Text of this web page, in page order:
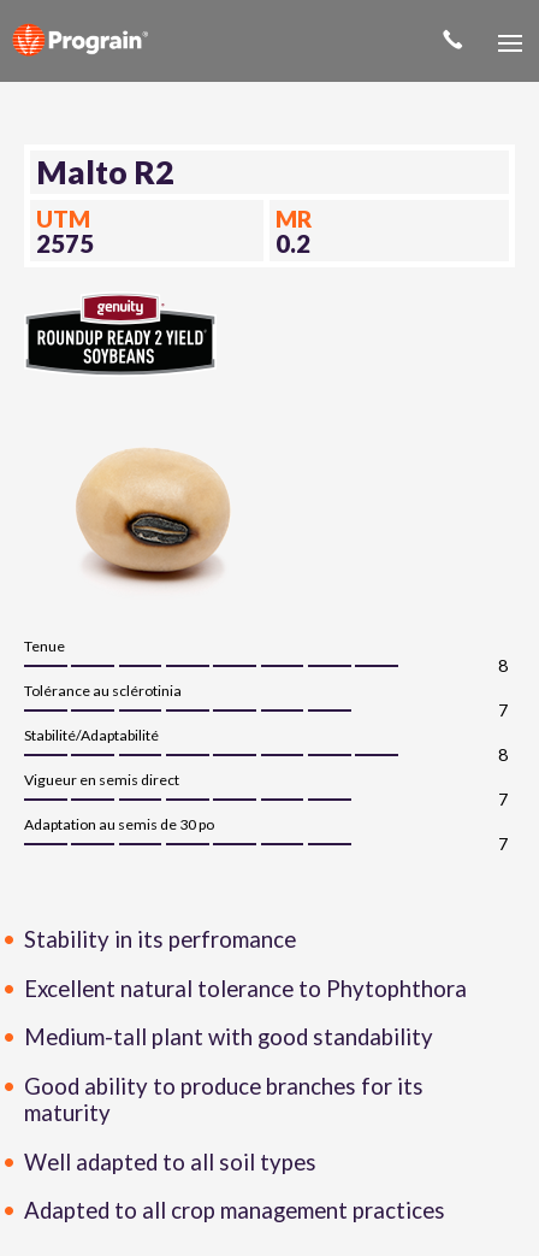
Malto R2
UTM
2575
MR
0.2
Tenue
8
Tolérance au sclérotinia
7
Stabilité/Adaptabilité
8
Vigueur en semis direct
7
Adaptation au semis de 30 po
7
Stability in its perfromance
Excellent natural tolerance to Phytophthora
Medium-tall plant with good standability
Good ability to produce branches for its
maturity
Well adapted to all soil types
Adapted to all crop management practices